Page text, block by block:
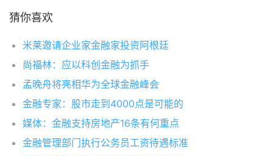
猜你喜欢
米莱邀请企业家金融家投资阿根廷
尚福林：应以科创金融为抓手
孟晚舟将亮相华为全球金融峰会
金融专家：股市走到4000点是可能的
媒体：金融支持房地产16条有何重点
金融管理部门执行公务员工资待遇标准